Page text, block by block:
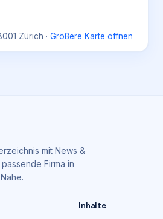
Zürich · Größere Karte öffnen
mit News &
Firma in
Inhalte